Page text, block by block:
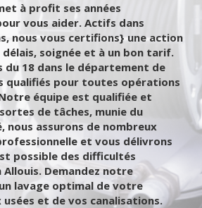
à profit ses années
vous aider. Actifs dans
nous vous certifions} une action
soignée et à un bon tarif.
du 18 dans le département de
qualifiés pour toutes opérations
équipe est qualifiée et
de tâches, munie du
nous assurons de nombreux
et vous délivrons
possible des difficultés
Demandez notre
lavage optimal de votre
et de vos canalisations.